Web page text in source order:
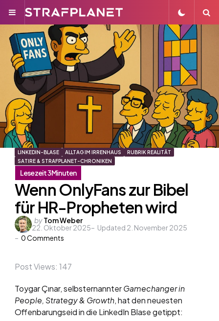
Menu
LINKEDIN-BLASE ALLTAG IM IRRENHAUS
RUBRIK REALITÄT
SATIRE & STRAFPLANET-CHRONIKEN
Wenn OnlyFans zur Bibel
für HR-Propheten wird
Posted
by
byTom Weber
22. Oktober 2025
Updated 2. November 2025
0Comments
Post Views: 147
Toygar Çınar, selbsternannterGamechanger in
People, Strategy & Growth, hat den neuesten
Offenbarungseid in die LinkedIn Blase getippt: